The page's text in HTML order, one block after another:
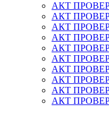
АКТ
АКТ
АКТ
АКТ
АКТ
АКТ
АКТ
АКТ
АКТ
АКТ